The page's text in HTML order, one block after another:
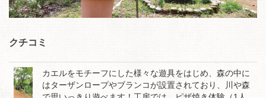
クチコミ
カエルをモチーフにした様々な遊具をはじめ、森の中に
はターザンロープやブランコが設置されており、川や森